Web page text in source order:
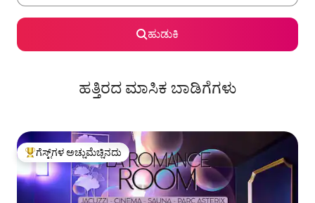
ಹುಡುಕಿ
ಹತ್ತಿರದ ಮಾಸಿಕ ಬಾಡಿಗೆಗಳು
ಗೆಸ್ಟ್‌ಗಳಿಗೆ ಅತಿ ಹೆಚ್ಚು ಅಚ್ಚುಮೆಚ್ಚಿನದು
ಗೆಸ್ಟ್‌ಗಳ ಅಚ್ಚುಮೆಚ್ಚಿನದು